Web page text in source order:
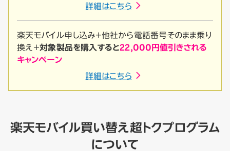
詳細はこちら
楽天モバイル申し込み＋他社から電話番号そのまま乗り
換え＋対象製品を購入すると22,000円値引きされる
キャンペーン
詳細はこちら
楽天モバイル買い替え超トクプログラム
について